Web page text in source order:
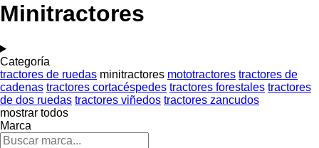
Minitractores
Categoría
tractores de ruedas minitractores mototractores tractores de
cadenas tractores cortacéspedes tractores forestales tractores
de dos ruedas tractores viñedos tractores zancudos
mostrar todos
Marca